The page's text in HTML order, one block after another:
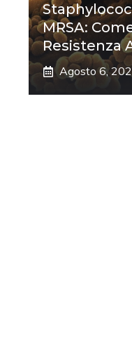
MRSA:
Resistenza
Agosto 6,